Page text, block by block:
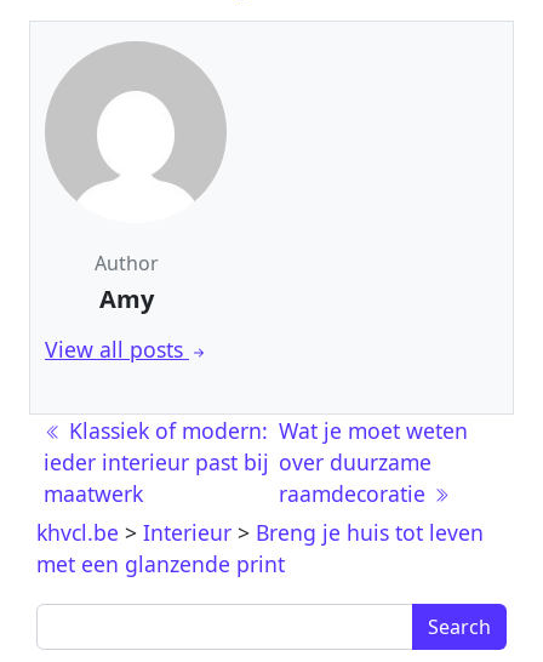
Author
Amy
View all posts
Post navigation
Klassiek of modern:
ieder interieur past bij
maatwerk
Wat je moet weten
over duurzame
raamdecoratie
khvcl.be > Interieur > Breng je huis tot leven
met een glanzende print
Search for: